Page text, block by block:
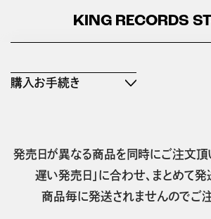
KING RECORDS
購入お手続き
発売日が異なる商品を同時にご注文頂
遅い発売日」に合わせ、まとめて発
商品毎に発送されませんのでご注